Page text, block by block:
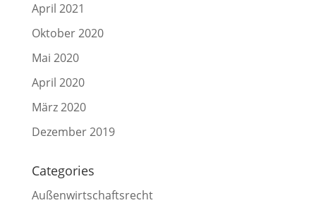
April 2021
Oktober 2020
Mai 2020
April 2020
März 2020
Dezember 2019
Categories
Außenwirtschaftsrecht